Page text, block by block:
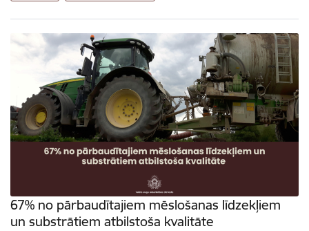
67% no pārbaudītajiem mēslošanas līdzekļiem
un substrātiem atbilstoša kvalitāte